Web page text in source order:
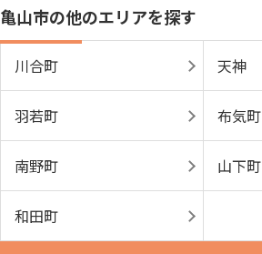
亀山市の他のエリアを探す
川合町 天神
羽若町 布気町
南野町 山下町
和田町